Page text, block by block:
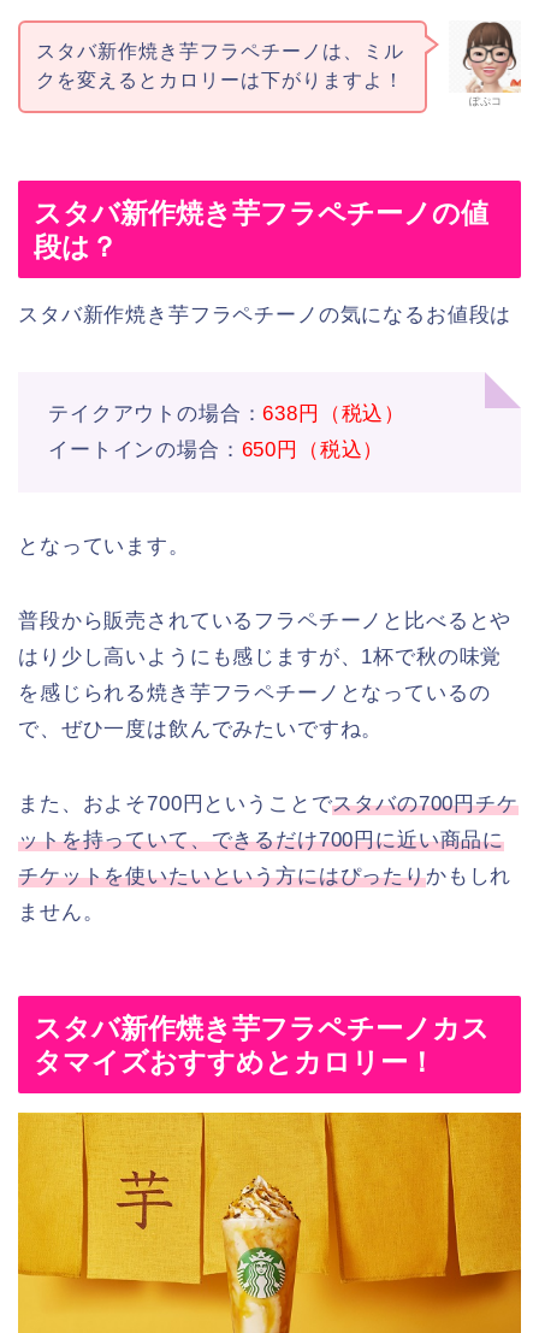
ぽぷコ
スタバ新作焼き芋フラペチーノは、ミル
クを変えるとカロリーは下がりますよ！
スタバ新作焼き芋フラペチーノの値
段は？
スタバ新作焼き芋フラペチーノの気になるお値段は
テイクアウトの場合：638円（税込）
イートインの場合： 650円（税込）
となっています。
普段から販売されているフラペチーノと比べるとや
はり少し高いようにも感じますが、1杯で秋の味覚
を感じられる焼き芋フラペチーノとなっているの
で、ぜひ一度は飲んでみたいですね。
また、およそ700円ということでスタバの700円チケ
ットを持っていて、できるだけ700円に近い商品に
チケットを使いたいという方にはぴったりかもしれ
ません。
スタバ新作焼き芋フラペチーノカス
タマイズおすすめとカロリー！